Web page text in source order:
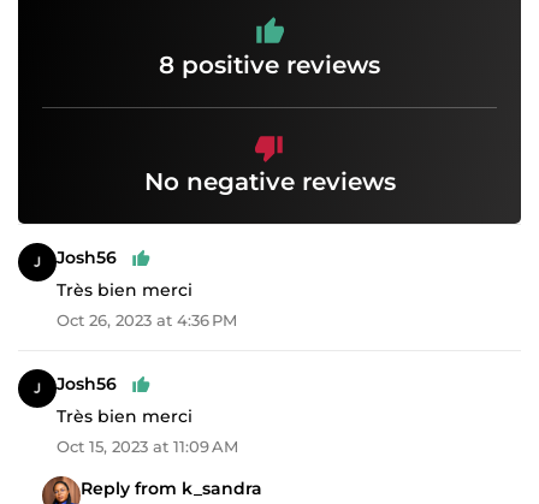
8 positive reviews
No negative reviews
Josh56
Très bien merci
Oct 26, 2023 at 4:36 PM
Josh56
Très bien merci
Oct 15, 2023 at 11:09 AM
Reply from k_sandra